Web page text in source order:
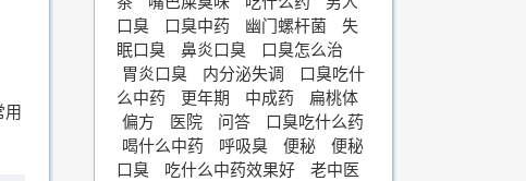
用
口臭
口臭中药 幽门螺杆菌
失
眠口臭
鼻炎口臭
口臭怎么治
胃炎口臭
内分泌失调
口臭吃什
么中药
更年期 中成药
扁桃体
偏方
医院 问答
口臭吃什么药
喝什么中药
呼吸臭 便秘
便秘
口臭
吃什么中药效果好 老中医